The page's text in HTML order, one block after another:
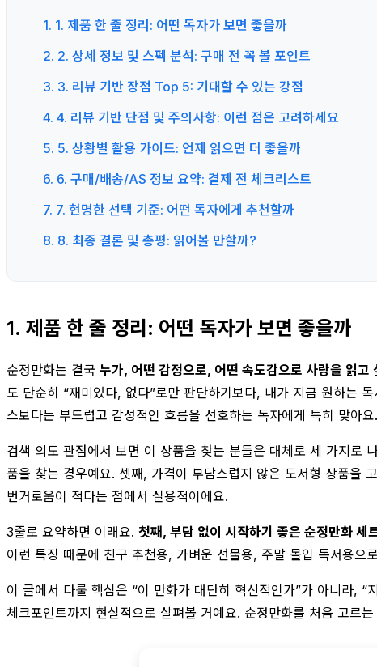
1. 1. 제품 한 줄 정리: 어떤 독자가 보면 좋을까
2. 2. 상세 정보 및 스펙 분석: 구매 전 꼭 볼 포인트
3. 3. 리뷰 기반 장점 Top 5: 기대할 수 있는 강점
4. 4. 리뷰 기반 단점 및 주의사항: 이런 점은 고려하세요
5. 5. 상황별 활용 가이드: 언제 읽으면 더 좋을까
6. 6. 구매/배송/AS 정보 요약: 결제 전 체크리스트
7. 7. 현명한 선택 기준: 어떤 독자에게 추천할까
8. 8. 최종 결론 및 총평: 읽어볼 만할까?
1. 제품 한 줄 정리: 어떤 독자가 보면 좋을까
순정만화는 결국 누가, 어떤 감정으로, 어떤 속도감으로 사랑을 읽고
도 단순히 “재미있다, 없다”로만 판단하기보다, 내가 지금 원하는
스보다는 부드럽고 감성적인 흐름을 선호하는 독자에게 특히 맞아요.
검색 의도 관점에서 보면 이 상품을 찾는 분들은 대체로 세 가지로
품을 찾는 경우예요. 셋째, 가격이 부담스럽지 않은 도서형 상품을
번거로움이 적다는 점에서 실용적이에요.
3줄로 요약하면 이래요. 첫째, 부담 없이 시작하기 좋은 순정만화 세
이런 특징 때문에 친구 추천용, 가벼운 선물용, 주말 몰입 독서용으
이 글에서 다룰 핵심은 “이 만화가 대단히 혁신적인가”가 아니라,
체크포인트까지 현실적으로 살펴볼 거예요. 순정만화를 처음 고르